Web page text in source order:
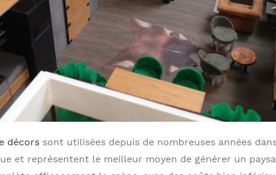
décors sont utilisées depuis de nombreuses années
et représentent le meilleur moyen de générer un